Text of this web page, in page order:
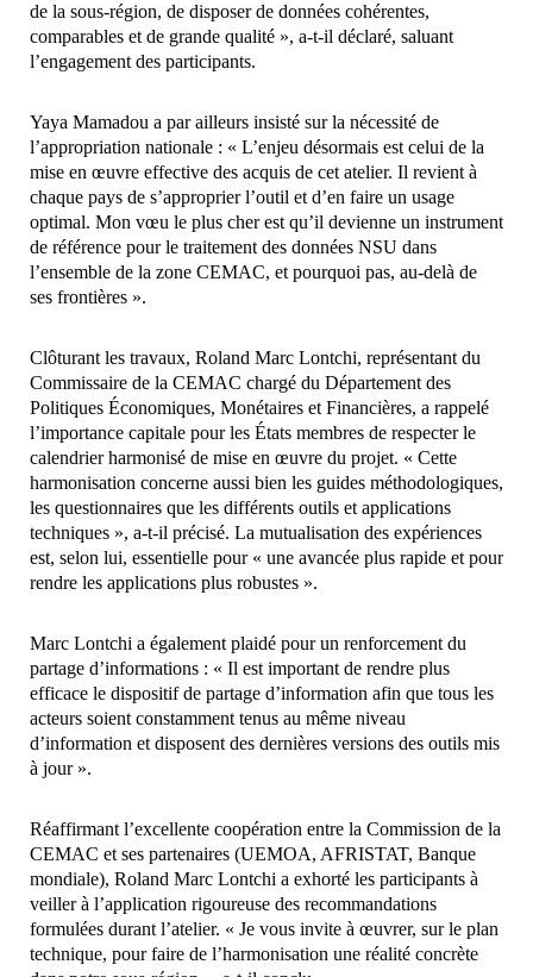
de la sous-région, de disposer de données cohérentes,
comparables et de grande qualité », a-t-il déclaré, saluant
l’engagement des participants.
Yaya Mamadou a par ailleurs insisté sur la nécessité de
l’appropriation nationale : « L’enjeu désormais est celui de la
mise en œuvre effective des acquis de cet atelier. Il revient à
chaque pays de s’approprier l’outil et d’en faire un usage
optimal. Mon vœu le plus cher est qu’il devienne un instrument
de référence pour le traitement des données NSU dans
l’ensemble de la zone CEMAC, et pourquoi pas, au-delà de
ses frontières ».
Clôturant les travaux, Roland Marc Lontchi, représentant du
Commissaire de la CEMAC chargé du Département des
Politiques Économiques, Monétaires et Financières, a rappelé
l’importance capitale pour les États membres de respecter le
calendrier harmonisé de mise en œuvre du projet. « Cette
harmonisation concerne aussi bien les guides méthodologiques,
les questionnaires que les différents outils et applications
techniques », a-t-il précisé. La mutualisation des expériences
est, selon lui, essentielle pour « une avancée plus rapide et pour
rendre les applications plus robustes ».
Marc Lontchi a également plaidé pour un renforcement du
partage d’informations : « Il est important de rendre plus
efficace le dispositif de partage d’information afin que tous les
acteurs soient constamment tenus au même niveau
d’information et disposent des dernières versions des outils mis
à jour ».
Réaffirmant l’excellente coopération entre la Commission de la
CEMAC et ses partenaires (UEMOA, AFRISTAT, Banque
mondiale), Roland Marc Lontchi a exhorté les participants à
veiller à l’application rigoureuse des recommandations
formulées durant l’atelier. « Je vous invite à œuvrer, sur le plan
technique, pour faire de l’harmonisation une réalité concrète